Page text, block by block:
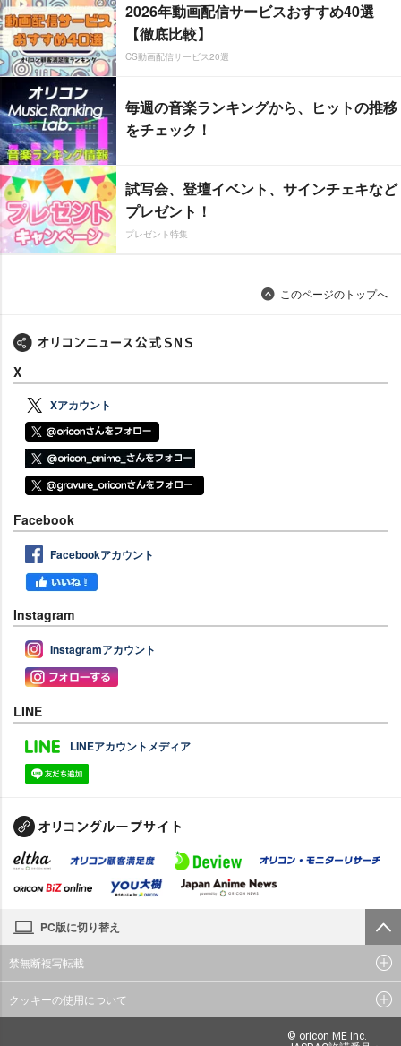
2026年動画配信サービスおすすめ40選
【徹底比較】
CS動画配信サービス20選
毎週の音楽ランキングから、ヒットの推移
をチェック！
試写会、登壇イベント、サインチェキなど
プレゼント！
プレゼント特集
このページのトップへ
X
Xアカウント
Facebook
Facebookアカウント
Instagram
Instagramアカウント
LINE
LINEアカウントメディア
PC版に切り替え
禁無断複写転載
クッキーの使用について
© oricon ME inc.